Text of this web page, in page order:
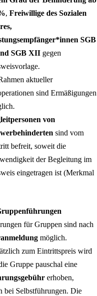
, Freiwillige des Sozialen
SGB
SGB XII gegen
aktueller
sind Ermäßigungen
von
sind vom
befreit, soweit die
der Begleitung im
eingetragen ist (Merkmal
für Gruppen sind nach
möglich.
zum Eintrittspreis wird
Gruppe pauschal eine
erhoben,
bei Selbstführungen. Die